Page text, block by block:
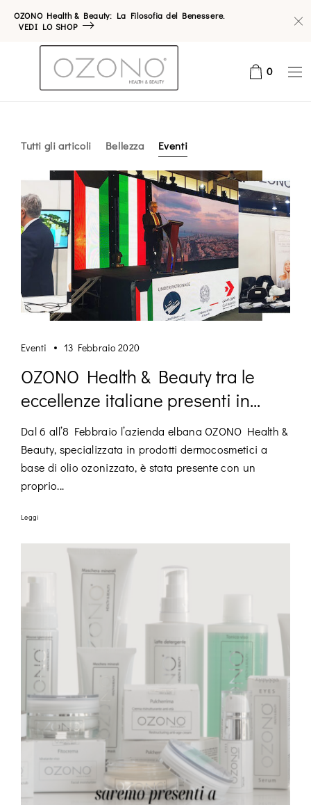
OZONO Health & Beauty: La Filosofia del Benessere.
VEDI LO SHOP
0
Tutti gli articoli Bellezza Eventi
Eventi 13 Febbraio 2020
OZONO Health & Beauty tra le
eccellenze italiane presenti in...
Dal 6 all’8 Febbraio l’azienda elbana OZONO Health &
Beauty, specializzata in prodotti dermocosmetici a
base di olio ozonizzato, è stata presente con un
proprio...
Leggi